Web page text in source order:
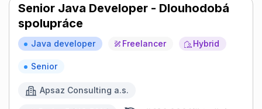
Senior Java Developer - Dlouhodobá
spolupráce
Java developer Freelancer Hybrid
Senior
Apsaz Consulting a.s.